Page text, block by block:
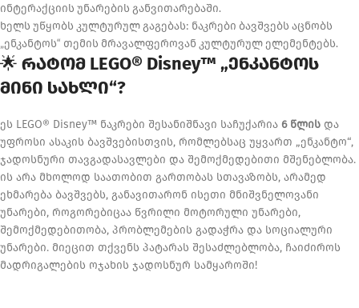
ინტერაქციის უნარების განვითარებაში.
ხელს უწყობს კულტურულ გაგებას: ნაკრები ბავშვებს აცნობს
„ენკანტოს“ თემის მრავალფეროვან კულტურულ ელემენტებს.
🌟 რატომ LEGO® Disney™ „ენკანტოს
მინი სახლი“?
ეს LEGO® Disney™ ნაკრები შესანიშნავი საჩუქარია 6 წლის და
უფროსი ასაკის ბავშვებისთვის, რომლებსაც უყვართ „ენკანტო“,
ჯადოსნური თავგადასავლები და შემოქმედებითი მშენებლობა.
ის არა მხოლოდ საათობით გართობას სთავაზობს, არამედ
ეხმარება ბავშვებს, განავითარონ ისეთი მნიშვნელოვანი
უნარები, როგორებიცაა წვრილი მოტორული უნარები,
შემოქმედებითობა, პრობლემების გადაჭრა და სოციალური
უნარები. მიეცით თქვენს პატარას შესაძლებლობა, ჩაიძიროს
მადრიგალების ოჯახის ჯადოსნურ სამყაროში!